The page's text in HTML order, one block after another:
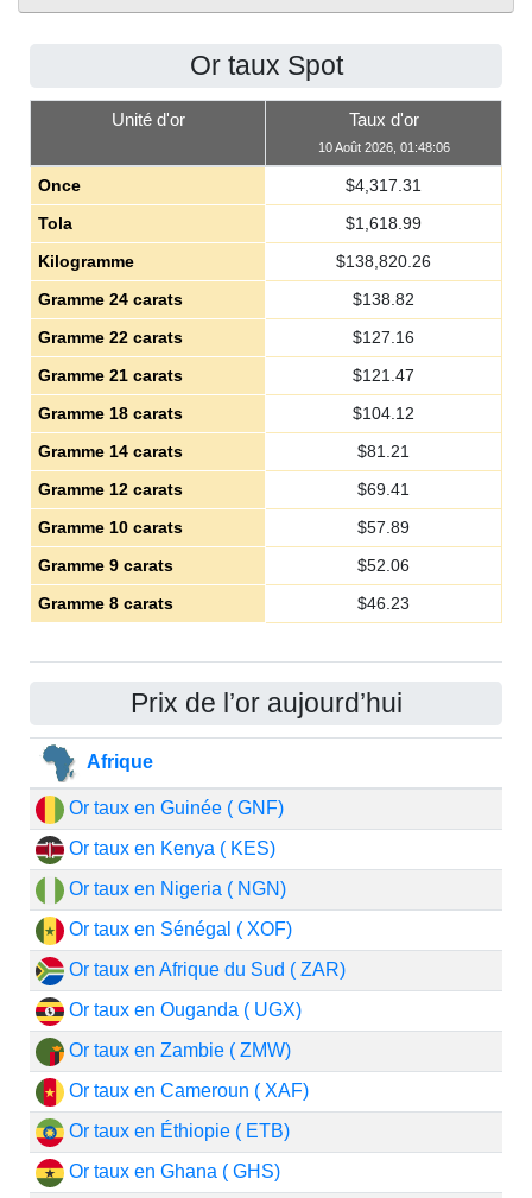
Or taux Spot
Unité d'or Taux d'or
10 Août 2026, 01:48:06
Once $4,317.31
Tola
$1,618.99
Kilogramme
$138,820.26
Gramme 24 carats
$138.82
Gramme 22 carats
$127.16
Gramme 21 carats
$121.47
Gramme 18 carats
$104.12
Gramme 14 carats
$81.21
Gramme 12 carats
$69.41
Gramme 10 carats
$57.89
Gramme 9 carats
$52.06
Gramme 8 carats
$46.23
Prix de l’or aujourd’hui
Afrique
Or taux en Guinée ( GNF)
Or taux en Kenya ( KES)
Or taux en Nigeria ( NGN)
Or taux en Sénégal ( XOF)
Or taux en Afrique du Sud ( ZAR)
Or taux en Ouganda ( UGX)
Or taux en Zambie ( ZMW)
Or taux en Cameroun ( XAF)
Or taux en Éthiopie ( ETB)
Or taux en Ghana ( GHS)